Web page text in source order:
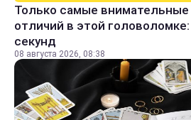
Только самые внимательные
отличий в этой
секунд
08 августа 2026, 08:38